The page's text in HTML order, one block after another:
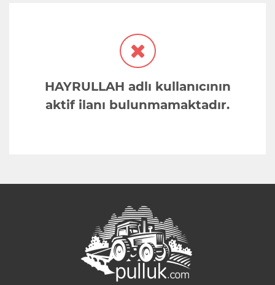
HAYRULLAH adlı kullanıcının
aktif ilanı bulunmamaktadır.